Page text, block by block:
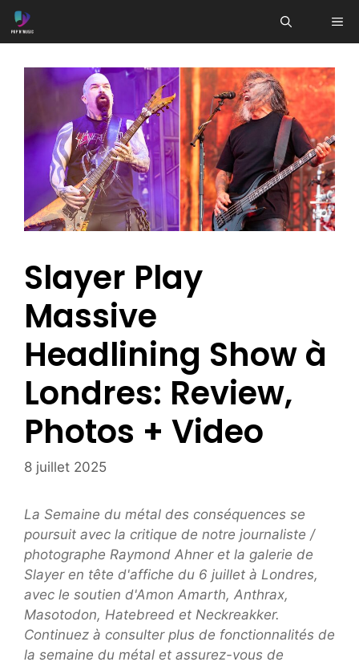
Aller
au
Slayer Play
Massive
Headlining Show à
Londres: Review,
Photos + Video
8 juillet 2025
La Semaine du métal des conséquences se
poursuit avec la critique de notre journaliste /
photographe Raymond Ahner et la galerie de
Slayer en tête d'affiche du 6 juillet à Londres,
avec le soutien d'Amon Amarth, Anthrax,
Masotodon, Hatebreed et Neckreakker.
Continuez à consulter plus de fonctionnalités de
la semaine du métal et assurez-vous de